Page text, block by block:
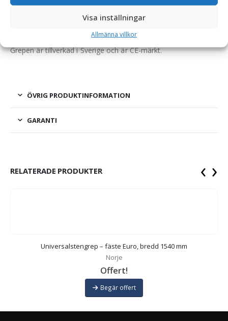
Visa inställningar
Allmänna villkor
Utformningen liknar den vanliga stengrepen men saknar
puckel, vilket gör den användningsbar för fler ändamål än
Grepen är tillverkad i Sverige och är CE-märkt.
ÖVRIG PRODUKTINFORMATION
GARANTI
RELATERADE PRODUKTER
Universalstengrep – fäste Euro, bredd 1540 mm
Norje
Offert!
Begär offert
‹ ›